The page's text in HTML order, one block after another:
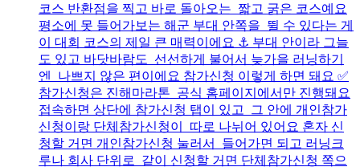
코스 반환점을 찍고 바로 돌아오는 짧고 굵은 코스예요
평소에 못 들어가보는 해군 부대 안쪽을 뛸 수 있다는 게
이 대회 코스의 제일 큰 매력이에요 ⚓ 부대 안이라 그늘
도 있고 바닷바람도 선선하게 불어서 늦가을 러닝하기
엔 나쁘지 않은 편이에요 참가신청 이렇게 하면 돼요 ✅
참가신청은 진해마라톤 공식 홈페이지에서만 진행돼요
접속하면 상단에 참가신청 탭이 있고 그 안에 개인참가
신청이랑 단체참가신청이 따로 나뉘어 있어요 혼자 신
청할 거면 개인참가신청 눌러서 들어가면 되고 러닝크
루나 회사 단위로 같이 신청할 거면 단체참가신청 쪽으